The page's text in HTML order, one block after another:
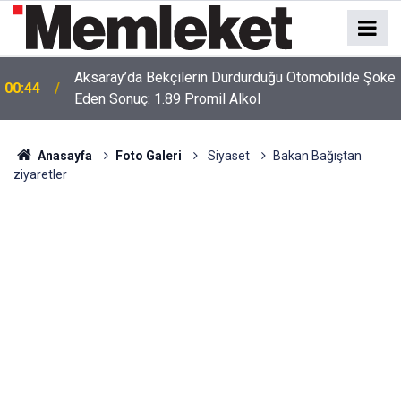
00:44
Aksaray’da Bekçilerin Durdurduğu Otomobilde Şoke
Eden Sonuç: 1.89 Promil Alkol
Anasayfa Foto Galeri Siyaset
Bakan Bağıştan
ziyaretler